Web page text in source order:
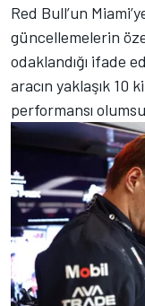
Red Bull’un
güncellemelerin
odaklandığı ifade
aracın yaklaşık 10
performansı